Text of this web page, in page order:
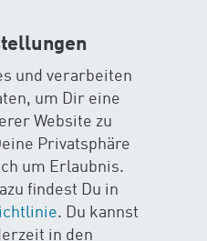
und verarbeiten
um Dir eine
Website zu
Privatsphäre
um Erlaubnis.
findest Du in
. Du kannst
in den
beim Babyschwimmen
bleiben?
tauchen?